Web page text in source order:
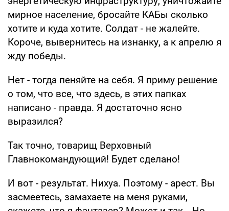
мирное население, бросайте КАБы сколько
хотите и куда хотите. Солдат - не жалейте.
Короче, вывернитесь на изнанку, а к апрелю я
жду победы.
Нет - тогда пеняйте на себя. Я приму решение
о том, что все, что здесь, в этих папках
написано - правда. Я достаточно ясно
выразился?
Так точно, товарищ Верховный
Главнокомандующий! Будет сделано!
И вот - результат. Нихуа. Поэтому - арест. Вы
засмеетесь, замахаете на меня руками,